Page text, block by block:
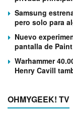
Samsung
pero solo para
Nuevo
pantalla de Paint
Warhammer
Henry Cavill
OHMYGEEK! TV